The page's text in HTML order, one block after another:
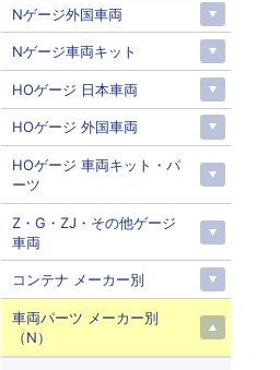
Nゲージ外国車両
Nゲージ車両キット
HOゲージ 日本車両
HOゲージ 外国車両
HOゲージ 車両キット・パ
ーツ
Z・G・ZJ・その他ゲージ
車両
コンテナ メーカー別
車両パーツ メーカー別
（N）